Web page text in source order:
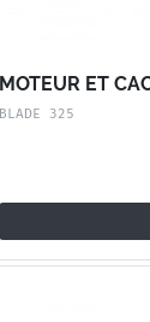
MOTEUR ET
BLADE 325